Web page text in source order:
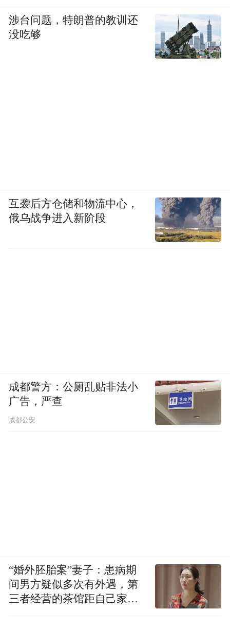
买两杯奶茶——毕竟“爱情营销”敌不过蜜雪
冰城2元甜筒的性价比。
费者发现，所谓高端不过是营销费及冷链租
金下叠加出的高价。 当平价复兴，蜜雪冰城
2元甜筒成为大众们的选择，1元的老冰棍更
涉台问题，特朗普的教训还
没吃够
互袭后方仓储和物流中心，
俄乌战争进入新阶段
成都警方：公厕乱贴非法小
广告，严查
成都公安
“婚外胚胎案”妻子：患病期
间男方疑似多次有外遇，第
三者经营的茶馆距自己家步